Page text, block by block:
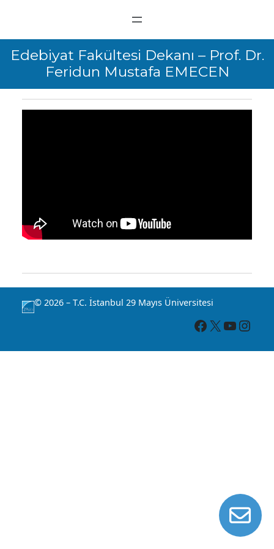
Edebiyat Fakültesi Dekanı – Prof. Dr.
Feridun Mustafa EMECEN
© 2026 – T.C. İstanbul 29 Mayıs Üniversitesi
Facebook X YouTube Instagram